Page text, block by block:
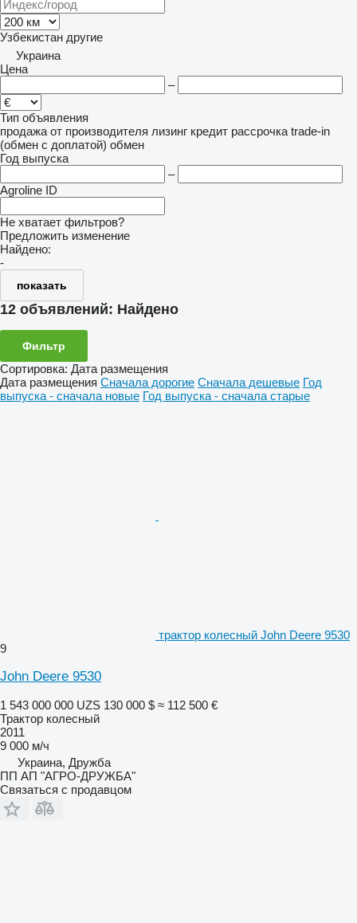
Узбекистан другие
Украина
Цена
–
Тип объявления
продажа от производителя лизинг кредит рассрочка trade-in
(обмен с доплатой) обмен
Год выпуска
–
Agroline ID
Не хватает фильтров?
Предложить изменение
Найдено:
-
показать
12 объявлений: Найдено
Фильтр
Сортировка: Дата размещения
Дата размещения Сначала дорогие Сначала дешевые Год
выпуска - сначала новые Год выпуска - сначала старые
трактор колесный John Deere 9530
9
John Deere 9530
1 543 000 000 UZS 130 000 $ ≈ 112 500 €
Трактор колесный
2011
9 000 м/ч
Украина, Дружба
ПП АП "АГРО-ДРУЖБА"
Связаться с продавцом